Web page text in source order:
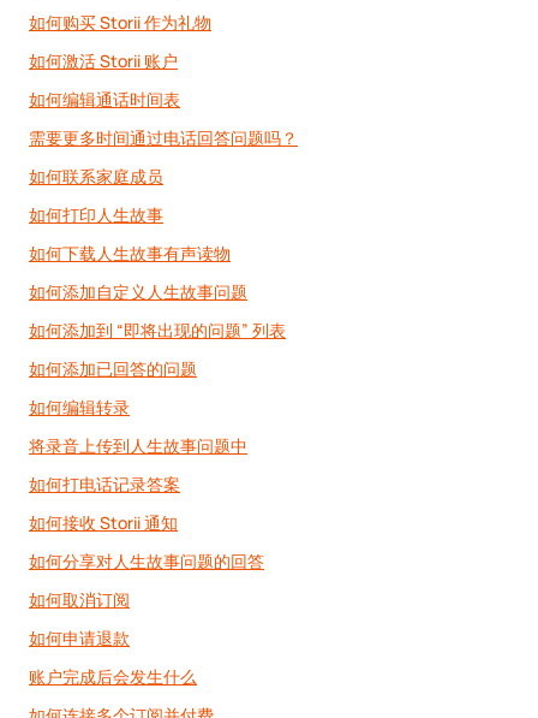
如何购买 Storii 作为礼物
如何激活 Storii 账户
如何编辑通话时间表
需要更多时间通过电话回答问题吗？
如何联系家庭成员
如何打印人生故事
如何下载人生故事有声读物
如何添加自定义人生故事问题
如何添加到 “即将出现的问题” 列表
如何添加已回答的问题
如何编辑转录
将录音上传到人生故事问题中
如何打电话记录答案
如何接收 Storii 通知
如何分享对人生故事问题的回答
如何取消订阅
如何申请退款
账户完成后会发生什么